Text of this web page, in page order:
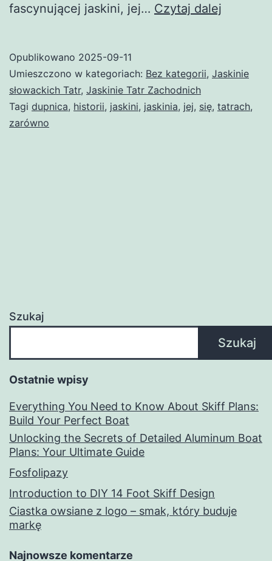
fascynującej jaskini, jej… Czytaj dalej
Opublikowano 2025-09-11
Umieszczono w kategoriach: Bez kategorii, Jaskinie
słowackich Tatr, Jaskinie Tatr Zachodnich
Tagi dupnica, historii, jaskini, jaskinia, jej, się, tatrach,
zarówno
Szukaj
Szukaj
Ostatnie wpisy
Everything You Need to Know About Skiff Plans:
Build Your Perfect Boat
Unlocking the Secrets of Detailed Aluminum Boat
Plans: Your Ultimate Guide
Fosfolipazy
Introduction to DIY 14 Foot Skiff Design
Ciastka owsiane z logo – smak, który buduje
markę
Najnowsze komentarze